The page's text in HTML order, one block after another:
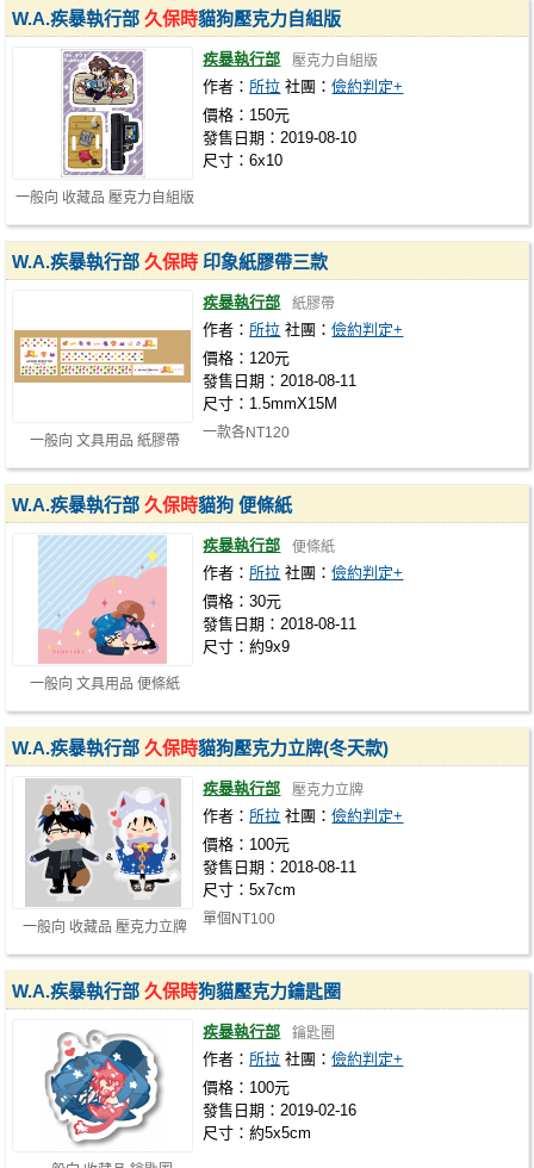
一般向 收藏品 壓克力自組版
W.A.疾暴執行部久保時貓狗壓克力自組版
疾暴執行部 壓克力自組版
作者：所拉 社團：儉約判定+
價格：150元
發售日期：2019-08-10
尺寸：6x10
一般向 文具用品 紙膠帶
W.A.疾暴執行部久保時 印象紙膠帶三款
疾暴執行部 紙膠帶
作者：所拉 社團：儉約判定+
價格：120元
發售日期：2018-08-11
尺寸：1.5mmX15M
一款各NT120
一般向 文具用品 便條紙
W.A.疾暴執行部久保時貓狗 便條紙
疾暴執行部 便條紙
作者：所拉 社團：儉約判定+
價格：30元
發售日期：2018-08-11
尺寸：約9x9
一般向 收藏品 壓克力立牌
W.A.疾暴執行部久保時貓狗壓克力立牌(冬天款)
疾暴執行部 壓克力立牌
作者：所拉 社團：儉約判定+
價格：100元
發售日期：2018-08-11
尺寸：5x7cm
單個NT100
W.A.疾暴執行部久保時狗貓壓克力鑰匙圈
疾暴執行部 鑰匙圈
作者：所拉 社團：儉約判定+
價格：100元
發售日期：2019-02-16
尺寸：約5x5cm